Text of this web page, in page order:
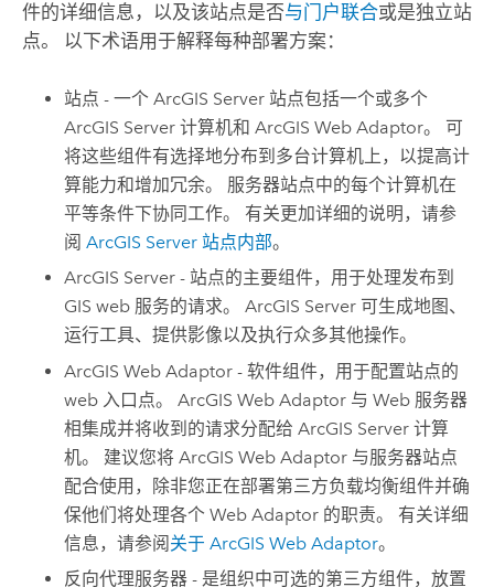
件的详细信息，以及该站点是否与门户联合或是独立站
点。 以下术语用于解释每种部署方案：
站点 - 一个ArcGIS Server 站点包括一个或多个
ArcGIS Server 计算机和ArcGIS Web Adaptor。 可
将这些组件有选择地分布到多台计算机上，以提高计
算能力和增加冗余。 服务器站点中的每个计算机在
平等条件下协同工作。 有关更加详细的说明，请参
阅ArcGIS Server 站点内部。
ArcGIS Server - 站点的主要组件，用于处理发布到
GIS web 服务的请求。ArcGIS Server 可生成地图、
运行工具、提供影像以及执行众多其他操作。
ArcGIS Web Adaptor - 软件组件，用于配置站点的
web 入口点。 ArcGIS Web Adaptor 与 Web 服务器
相集成并将收到的请求分配给ArcGIS Server 计算
机。 建议您将ArcGIS Web Adaptor 与服务器站点
配合使用，除非您正在部署第三方负载均衡组件并确
保他们将处理各个 Web Adaptor 的职责。 有关详细
信息，请参阅关于ArcGIS Web Adaptor。
反向代理服务器 - 是组织中可选的第三方组件，放置